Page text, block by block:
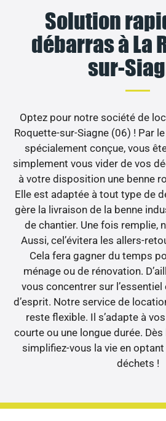
Solution
débarras à La
sur-
Optez pour notre société de
Roquette-sur-Siagne (06) ! Par
spécialement conçue, vous
simplement vous vider de vos
à votre disposition une benne
Elle est adaptée à tout type de
gère la livraison de la benne
de chantier. Une fois remplie,
Aussi, cel’évitera les allers-
Cela fera gagner du temps
ménage ou de rénovation.
vous concentrer sur
d’esprit. Notre service de
reste flexible. Il s’adapte à
courte ou une longue durée. Dès
simplifiez-vous la vie en
déchets !